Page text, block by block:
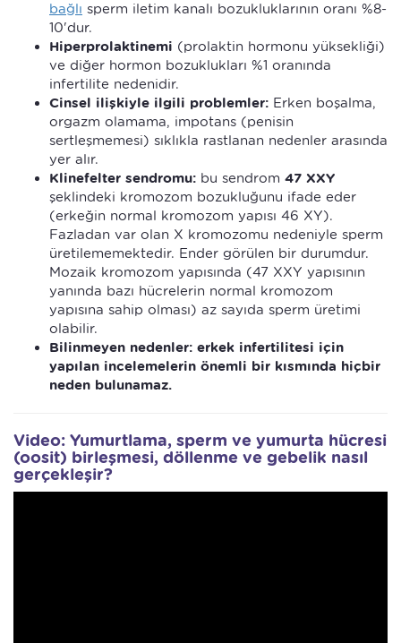
bağlı sperm iletim kanalı bozukluklarının oranı %8-
10'dur.
Hiperprolaktinemi (prolaktin hormonu yüksekliği)
ve diğer hormon bozuklukları %1 oranında
infertilite nedenidir.
Cinsel ilişkiyle ilgili problemler: Erken boşalma,
orgazm olamama, impotans (penisin
sertleşmemesi) sıklıkla rastlanan nedenler arasında
yer alır.
Klinefelter sendromu: bu sendrom 47 XXY
şeklindeki kromozom bozukluğunu ifade eder
(erkeğin normal kromozom yapısı 46 XY).
Fazladan var olan X kromozomu nedeniyle sperm
üretilememektedir. Ender görülen bir durumdur.
Mozaik kromozom yapısında (47 XXY yapısının
yanında bazı hücrelerin normal kromozom
yapısına sahip olması) az sayıda sperm üretimi
olabilir.
Bilinmeyen nedenler: erkek infertilitesi için
yapılan incelemelerin önemli bir kısmında hiçbir
neden bulunamaz.
Video: Yumurtlama, sperm ve yumurta hücresi
(oosit) birleşmesi, döllenme ve gebelik nasıl
gerçekleşir?